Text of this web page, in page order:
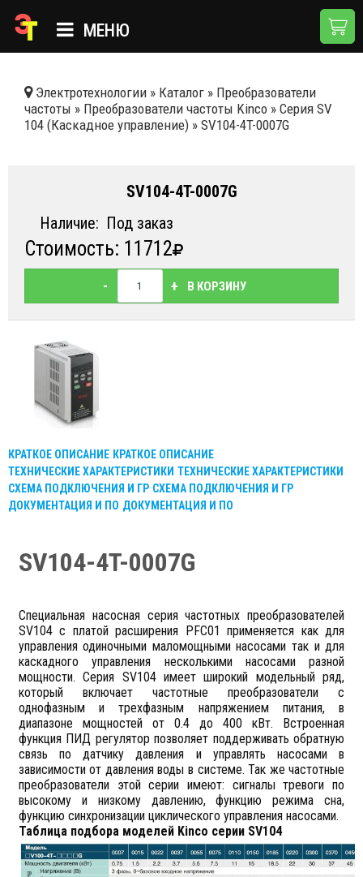
МЕНЮ
КАТАЛОГ
НОВОСТИ
ДОСТАВКА И ОПЛАТА
КОНТАКТЫ
Электротехнологии » Каталог » Преобразователи
частоты » Преобразователи частоты Kinco » Серия SV
104 (Каскадное управление) » SV104-4T-0007G
SV104-4T-0007G
Наличие: Под заказ
Стоимость: 11712
- + В КОРЗИНУ
КРАТКОЕ ОПИСАНИЕ КРАТКОЕ ОПИСАНИЕ
ТЕХНИЧЕСКИЕ ХАРАКТЕРИСТИКИ ТЕХНИЧЕСКИЕ ХАРАКТЕРИСТИКИ
СХЕМА ПОДКЛЮЧЕНИЯ И ГР СХЕМА ПОДКЛЮЧЕНИЯ И ГР
ДОКУМЕНТАЦИЯ И ПО ДОКУМЕНТАЦИЯ И ПО
SV104-4T-0007G
Специальная насосная серия частотных преобразователей
SV104 с платой расширения PFC01 применяется как для
управления одиночными маломощными насосами так и для
каскадного управления несколькими насосами разной
мощности. Серия SV104 имеет широкий модельный ряд,
который включает частотные преобразователи с
однофазным и трехфазным напряжением питания, в
диапазоне мощностей от 0.4 до 400 кВт. Встроенная
функция ПИД регулятор позволяет поддерживать обратную
связь по датчику давления и управлять насосами в
зависимости от давления воды в системе. Так же частотные
преобразователи этой серии имеют: сигналы тревоги по
высокому и низкому давлению, функцию режима сна,
функцию синхронизации циклического управления насосами.
Таблица подбора моделей Kinco серии SV104